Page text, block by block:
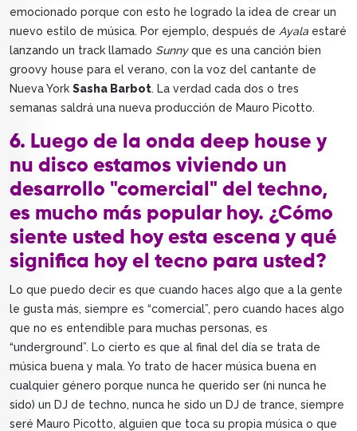
emocionado porque con esto he logrado la idea de crear un
nuevo estilo de música. Por ejemplo, después de Ayala estaré
lanzando un track llamado Sunnyque es una canción bien
groovy house para el verano, con la voz del cantante de
Nueva York Sasha Barbot. La verdad cada dos o tres
semanas saldrá una nueva producción de Mauro Picotto.
6. Luego de la onda deep house y
nu disco estamos viviendo un
desarrollo "comercial" del techno,
es mucho más popular hoy. ¿Cómo
siente usted hoy esta escena y qué
significa hoy el tecno para usted?
Lo que puedo decir es que cuando haces algo que a la gente
le gusta más, siempre es “comercial”, pero cuando haces algo
que no es entendible para muchas personas, es
“underground”. Lo cierto es que al final del día se trata de
música buena y mala. Yo trato de hacer música buena en
cualquier género porque nunca he querido ser (ni nunca he
sido) un DJ de techno, nunca he sido un DJ de trance, siempre
seré Mauro Picotto, alguien que toca su propia música o que